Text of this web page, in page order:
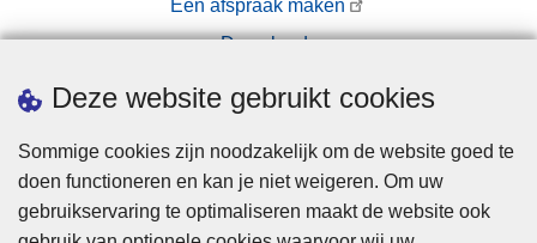
Deze website gebruikt cookies
Sommige cookies zijn noodzakelijk om de website goed te
doen functioneren en kan je niet weigeren. Om uw
gebruikservaring te optimaliseren maakt de website ook
Een afspraak maken
Downloads